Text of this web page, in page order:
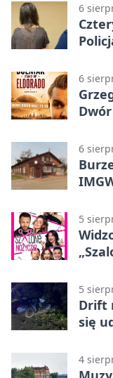
6
6
6
5
5
Drift
się
4